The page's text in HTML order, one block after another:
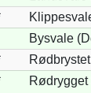
Bysvale